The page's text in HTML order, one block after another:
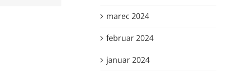
marec 2024
februar 2024
januar 2024